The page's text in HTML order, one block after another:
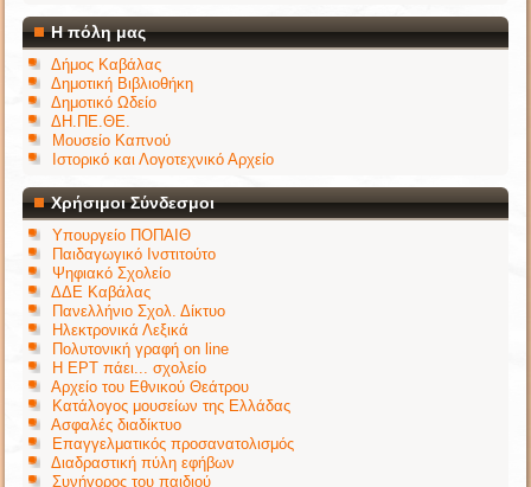
Η πόλη μας
Δήμος Καβάλας
Δημοτική Βιβλιοθήκη
Δημοτικό Ωδείο
ΔΗ.ΠΕ.ΘΕ.
Μουσείο Καπνού
Ιστορικό και Λογοτεχνικό Αρχείο
Χρήσιμοι Σύνδεσμοι
Υπουργείο ΠΟΠΑΙΘ
Παιδαγωγικό Ινστιτούτο
Ψηφιακό Σχολείο
ΔΔΕ Καβάλας
Πανελλήνιο Σχολ. Δίκτυο
Ηλεκτρονικά Λεξικά
Πολυτονική γραφή on line
Η ΕΡΤ πάει... σχολείο
Αρχείο του Εθνικού Θεάτρου
Κατάλογος μουσείων της Ελλάδας
Ασφαλές διαδίκτυο
Επαγγελματικός προσανατολισμός
Διαδραστική πύλη εφήβων
Συνήγορος του παιδιού